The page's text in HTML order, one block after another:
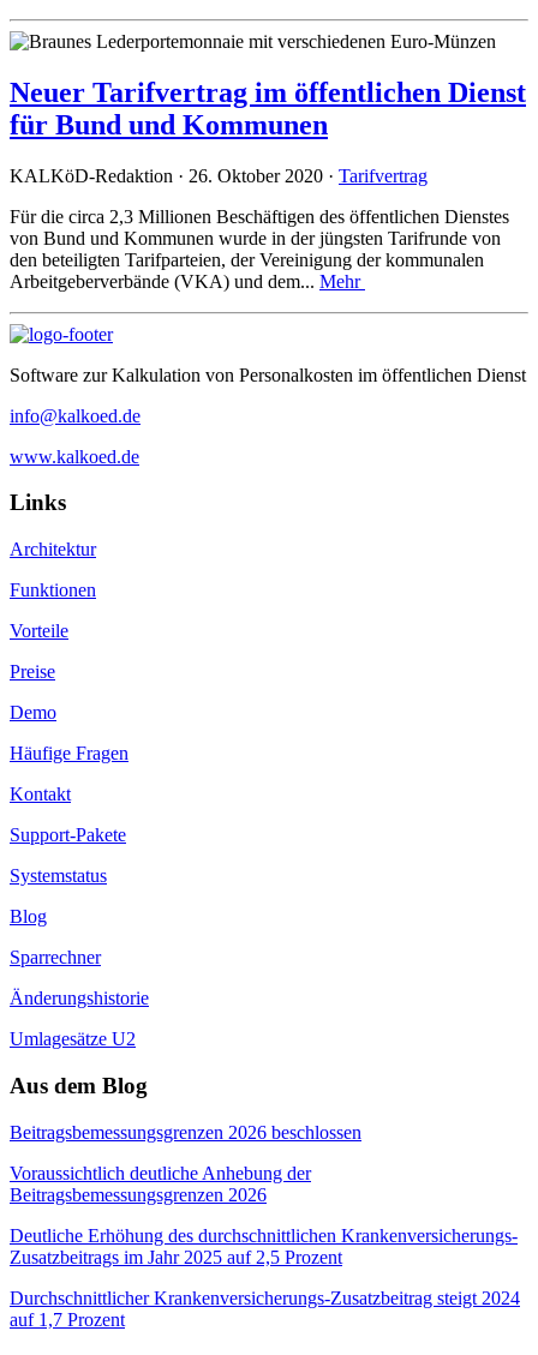
Neuer Tarifvertrag im öffentlichen Dienst
für Bund und Kommunen
KALKöD-Redaktion · 26. Oktober 2020 · Tarifvertrag
Für die circa 2,3 Millionen Beschäftigen des öffentlichen Dienstes
von Bund und Kommunen wurde in der jüngsten Tarifrunde von
den beteiligten Tarifparteien, der Vereinigung der kommunalen
Arbeitgeberverbände (VKA) und dem... Mehr
Software zur Kalkulation von Personalkosten im öffentlichen Dienst
info@kalkoed.de
www.kalkoed.de
Links
Architektur
Funktionen
Vorteile
Preise
Demo
Häufige Fragen
Kontakt
Support-Pakete
Systemstatus
Blog
Sparrechner
Änderungshistorie
Umlagesätze U2
Aus dem Blog
Beitragsbemessungsgrenzen 2026 beschlossen
Voraussichtlich deutliche Anhebung der
Beitragsbemessungsgrenzen 2026
Deutliche Erhöhung des durchschnittlichen Krankenversicherungs-
Zusatzbeitrags im Jahr 2025 auf 2,5 Prozent
Durchschnittlicher Krankenversicherungs-Zusatzbeitrag steigt 2024
auf 1,7 Prozent